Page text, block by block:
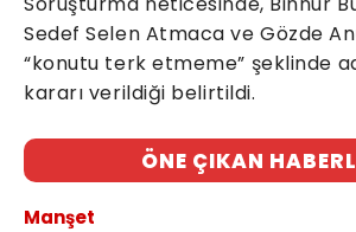
Sedef Selen Atmaca ve Gözde
“konutu terk etmeme” şeklinde
kararı verildiği belirtildi.
ÖNE ÇIKAN
Manşet